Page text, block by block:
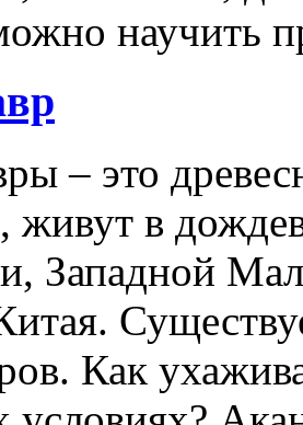
научить
– это
живут в
Западной
Как